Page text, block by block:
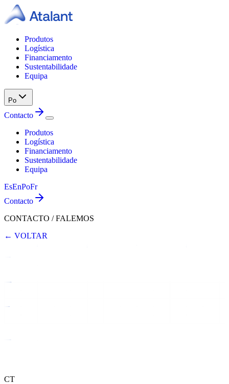
Produtos
Logística
Financiamento
Sustentabilidade
Equipa
Po
Contacto
Produtos
Logística
Financiamento
Sustentabilidade
Equipa
EsEnPoFr
Contacto
CONTACTO / FALEMOS
← VOLTAR
CT